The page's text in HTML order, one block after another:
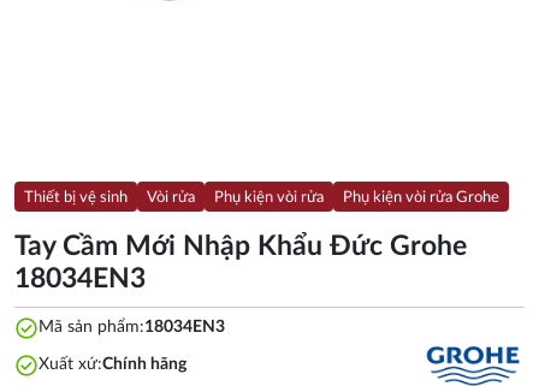
Thiết bị vệ sinh Vòi rửa Phụ kiện vòi rửa Phụ kiện vòi rửa Grohe
Tay Cầm Mới Nhập Khẩu Đức Grohe
18034EN3
check_circle Mã sản phẩm:18034EN3
check_circleXuất xứ:Chính hãng